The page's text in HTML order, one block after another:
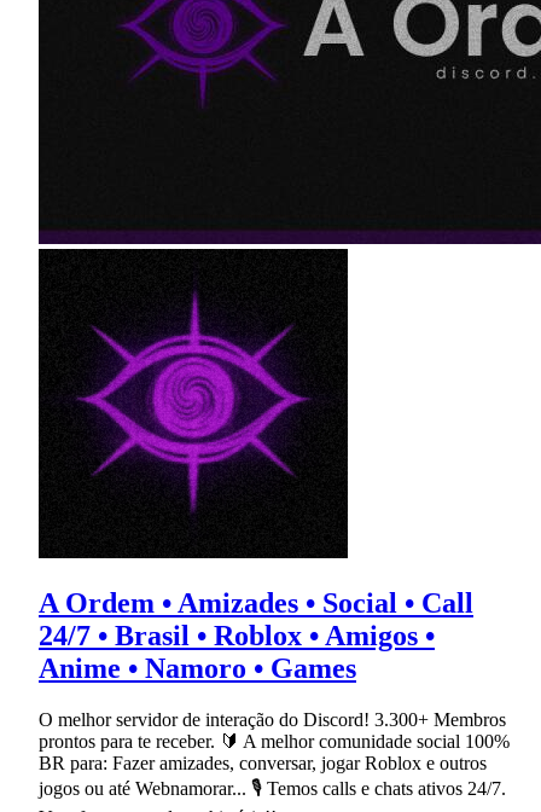
A Ordem • Amizades • Social • Call
24/7 • Brasil • Roblox • Amigos •
Anime • Namoro • Games
O melhor servidor de interação do Discord! 3.300+ Membros
prontos para te receber. 🔰 A melhor comunidade social 100%
BR para: Fazer amizades, conversar, jogar Roblox e outros
jogos ou até Webnamorar... 🎙 Temos calls e chats ativos 24/7.